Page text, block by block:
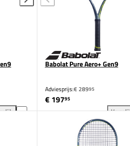
Babolat Pure Aero Team Gen9 toevoegen aan
Babolat Pure Aero+ Gen9
Adviesprijs:€ 28995
€ 19795